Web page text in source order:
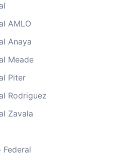
AMLO
Anaya
Meade
Piter
Rodriguez
Zavala
Federal